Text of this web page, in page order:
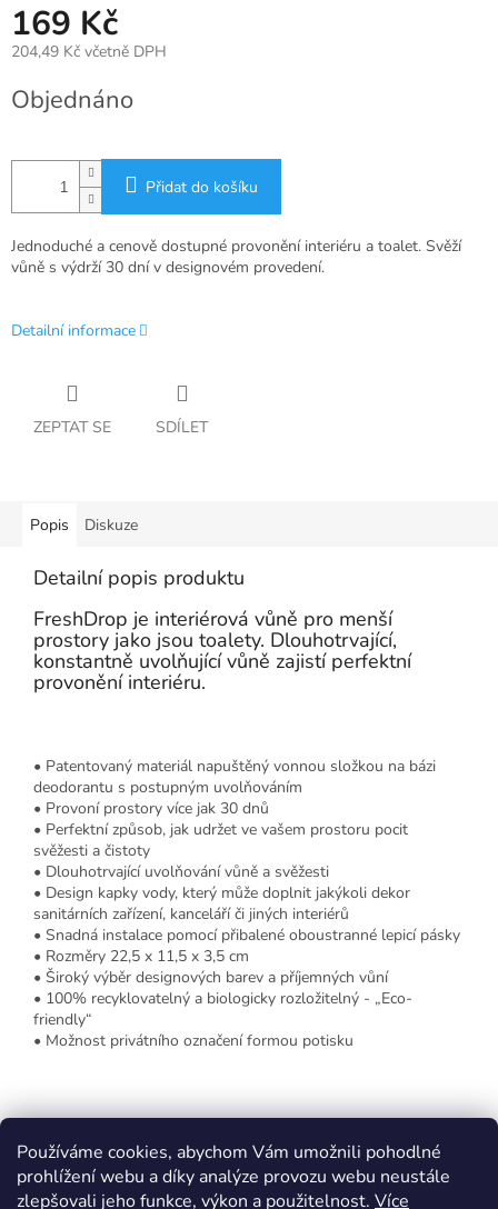
Používáme cookies, abychom Vám umožnili pohodlné
prohlížení webu a díky analýze provozu webu neustále
zlepšovali jeho funkce, výkon a použitelnost. Více
169 Kč
204,49 Kč včetně DPH
cena:
Objednáno
Přidat do košíku
Jednoduché a cenově dostupné provonění interiéru a toalet. Svěží
vůně s výdrží 30 dní v designovém provedení.
Detailní informace
ZEPTAT SE SDÍLET
Popis Diskuze
Detailní popis produktu
FreshDrop je interiérová vůně pro menší
prostory jako jsou toalety. Dlouhotrvající,
konstantně uvolňující vůně zajistí perfektní
provonění interiéru.
• Patentovaný materiál napuštěný vonnou složkou na bázi
deodorantu s postupným uvolňováním
• Provoní prostory více jak 30 dnů
• Perfektní způsob, jak udržet ve vašem prostoru pocit
svěžesti a čistoty
• Dlouhotrvající uvolňování vůně a svěžesti
• Design kapky vody, který může doplnit jakýkoli dekor
sanitárních zařízení, kanceláří či jiných interiérů
• Snadná instalace pomocí přibalené oboustranné lepicí pásky
• Rozměry 22,5 x 11,5 x 3,5 cm
• Široký výběr designových barev a příjemných vůní
• 100% recyklovatelný a biologicky rozložitelný - „Eco-
friendly“
• Možnost privátního označení formou potisku
Z